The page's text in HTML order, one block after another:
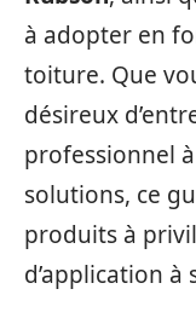
à adopter en
toiture. Que
désireux
professionnel
solutions, ce
produits à
d’application à